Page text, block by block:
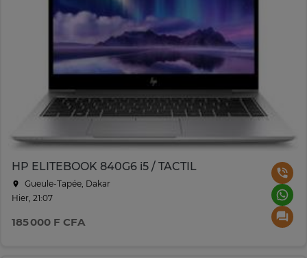
HP ELITEBOOK 840G6 i5 / TACTIL
Gueule-Tapée, Dakar
Hier, 21:07
185 000 F CFA